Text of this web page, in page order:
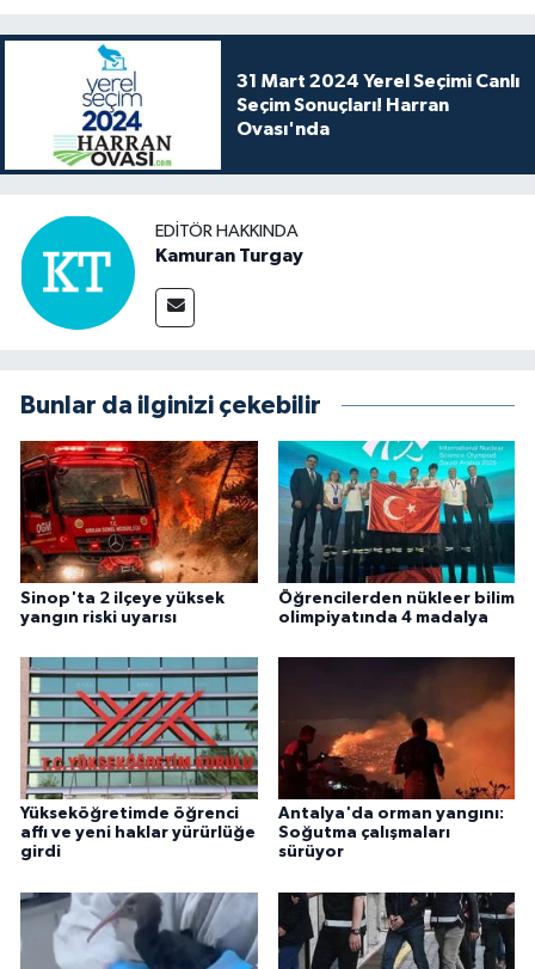
31 Mart 2024 Yerel Seçimi Canlı
Seçim Sonuçları! Harran
Ovası'nda
EDITÖR HAKKINDA
Kamuran Turgay
Bunlar da ilginizi çekebilir
Sinop'ta 2 ilçeye yüksek
yangın riski uyarısı
Öğrencilerden nükleer bilim
olimpiyatında 4 madalya
Yükseköğretimde öğrenci
affı ve yeni haklar yürürlüğe
girdi
Antalya'da orman yangını:
Soğutma çalışmaları
sürüyor